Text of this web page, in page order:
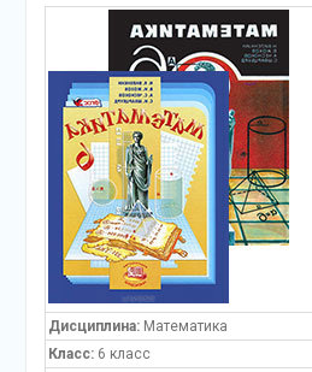
Дисциплина:Математика
Класс:6 класс